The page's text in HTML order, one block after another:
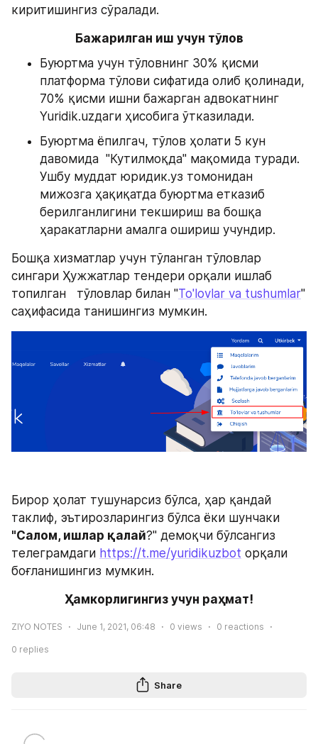
киритишингиз сўралади.
Бажарилган иш учун тўлов
Буюртма учун тўловнинг 30% қисми
платформа тўлови сифатида олиб қолинади,
70% қисми ишни бажарган адвокатнинг
Yuridik.uzдаги ҳисобига ўтказилади.
Буюртма ёпилгач, тўлов ҳолати 5 кун
давомида  "Кутилмоқда" мақомида туради.
Ушбу муддат юридик.уз томонидан
мижозга ҳақиқатда буюртма етказиб
берилганлигини текшириш ва бошқа
ҳаракатларни амалга ошириш учундир.
Бошқа хизматлар учун тўланган тўловлар
сингари Ҳужжатлар тендери орқали ишлаб
топилган   тўловлар билан "To'lovlar va tushumlar"
саҳифасида танишингиз мумкин.
Бирор ҳолат тушунарсиз бўлса, ҳар қандай
"Салом, ишлар қалай?" демоқчи бўлсангиз
телеграмдаги https://t.me/yuridikuzbot орқали
боғланишингиз мумкин.
Ҳамкорлигингиз учун раҳмат!
ZIYO NOTES June 1, 2021, 06:48 0 views 0 reactions
0 replies
Share